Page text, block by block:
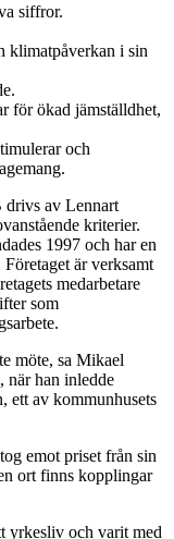
siffror.
klimatpåverkan i sin
för ökad jämställdhet,
och
drivs av Lennart
kriterier.
1997 och har en
är verksamt
medarbetare
som
möte, sa Mikael
när han inledde
ett av kommunhusets
emot priset från sin
ort finns kopplingar
yrkesliv och varit med